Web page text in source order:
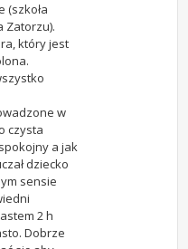
(szkoła
Zatorzu).
który jest
w
czysta
a jak
dziecko
sensie
2 h
Dobrze